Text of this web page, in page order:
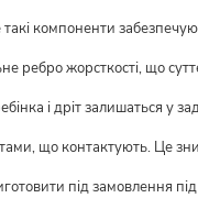
компоненти
жорсткості, що
і дріт залишаться у
що контактують. Це
під замовлення